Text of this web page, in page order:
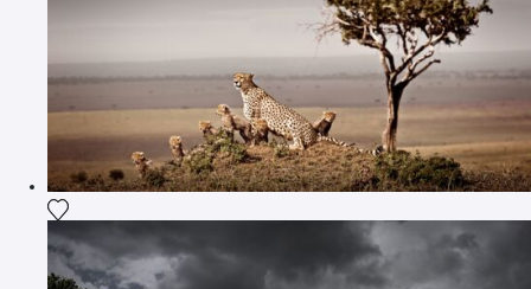
Voeg het product toe aan mijn verlanglijst